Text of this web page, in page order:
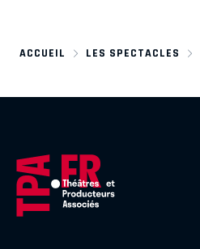
ACCUEIL LES SPECTACLES